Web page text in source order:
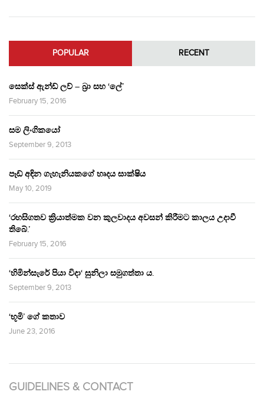
POPULAR RECENT
සෙක්ස් ඇන්ඩ් ලව් – බ්‍රා සහ ‘ලේ’
February 15, 2016
සම ලිංගිකයෝ
September 9, 2013
පෑඩ් අඳින ගැහැනියකගේ හෘදය සාක්ෂිය
May 10, 2019
‘රහසිගතව ක්‍රියාත්මක වන කුලවාදය අවසන් කිරීමට කාලය උදාවී
තිබේ.’
February 15, 2016
‘හිමින්සැරේ පියා විදා‘ සුනිලා සමුගත්තා ය.
September 9, 2013
‘භූමි’ ගේ කතාව
June 23, 2016
GUIDELINES & CONTACT